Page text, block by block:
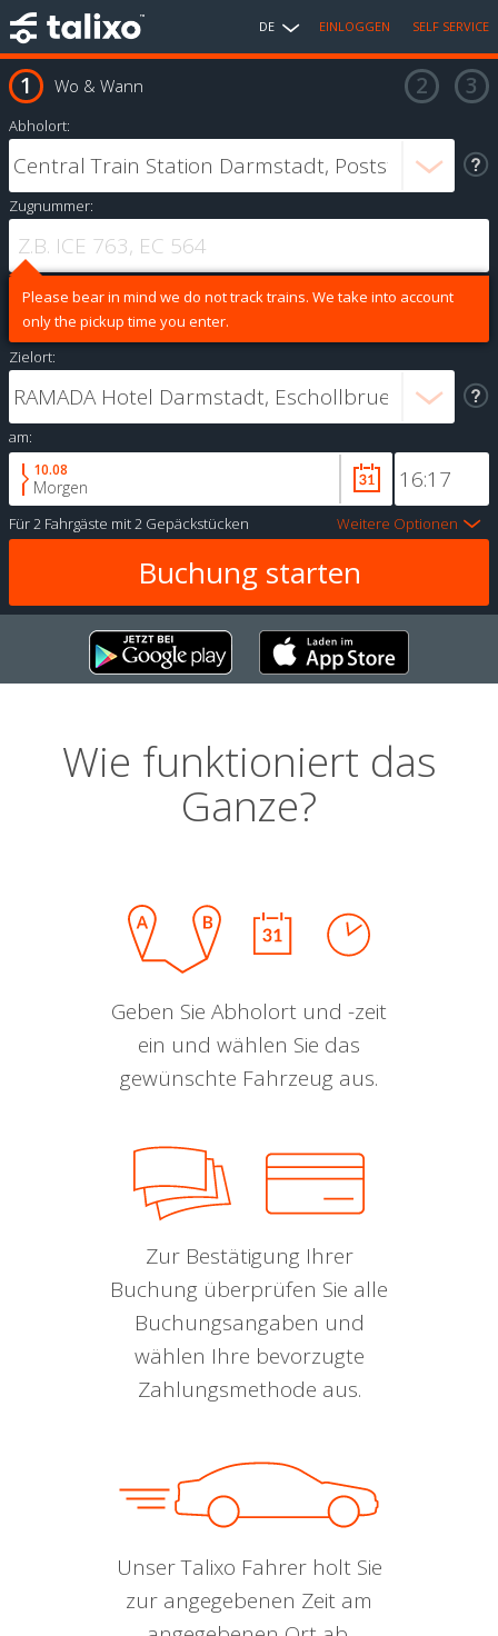
DE EINLOGGEN SELF SERVICE
Wo & Wann
Abholort:
Zugnummer:
Please bear in mind we do not track trains. We take into account
only the pickup time you enter.
Zielort:
am:
10.08
Morgen
Für2 Fahrgäste mit2 Gepäckstücken Weitere Optionen
Wie funktioniert das
Ganze?
Geben Sie Abholort und -zeit
ein und wählen Sie das
gewünschte Fahrzeug aus.
Zur Bestätigung Ihrer
Buchung überprüfen Sie alle
Buchungsangaben und
wählen Ihre bevorzugte
Zahlungsmethode aus.
Unser Talixo Fahrer holt Sie
zur angegebenen Zeit am